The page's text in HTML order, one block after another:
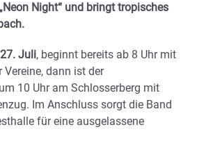
Night“ und bringt tropisches
Juli, beginnt bereits ab 8 Uhr mit
dann ist der
10 Uhr am Schlosserberg mit
Im Anschluss sorgt die Band
für eine ausgelassene